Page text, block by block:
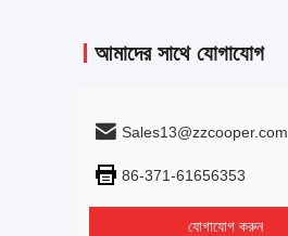
আমাদের সাথে যোগাযোগ
Sales13@zzcooper.com
86-371-61656353
যোগাযোগ করুন